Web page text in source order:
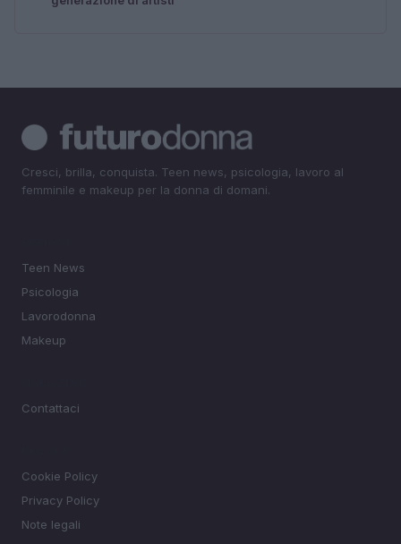
Cresci, brilla, conquista. Teen news, psicologia, lavoro al
femminile e makeup per la donna di domani.
Teen News
Psicologia
Lavorodonna
Makeup
Contattaci
Cookie Policy
Privacy Policy
Note legali